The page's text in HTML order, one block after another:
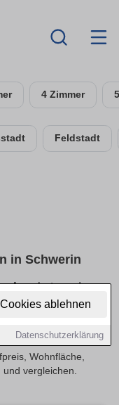
ablehnen
Datenschutzerklärung
4 Zimmer
Feldstadt
in Schwerin
Angebote und
du aktuelle
Wohnfläche,
vergleichen.